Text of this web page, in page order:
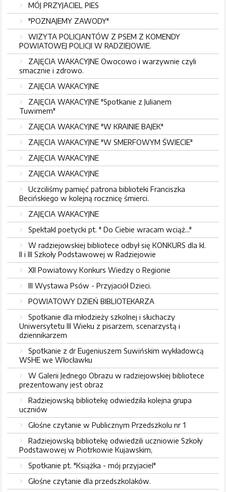
MÓJ PRZYJACIEL PIES
"POZNAJEMY ZAWODY"
WIZYTA POLICJANTÓW Z PSEM Z KOMENDY
POWIATOWEJ POLICJI W RADZIEJOWIE.
ZAJĘCIA WAKACYJNE Owocowo i warzywnie czyli
smacznie i zdrowo.
ZAJĘCIA WAKACYJNE
ZAJĘCIA WAKACYJNE "Spotkanie z Julianem
Tuwimem"
ZAJĘCIA WAKACYJNE "W KRAINIE BAJEK"
ZAJĘCIA WAKACYJNE "W SMERFOWYM ŚWIECIE"
ZAJĘCIA WAKACYJNE
ZAJĘCIA WAKACYJNE
Uczciliśmy pamięć patrona biblioteki Franciszka
Becińskiego w kolejną rocznicę śmierci.
ZAJĘCIA WAKACYJNE
Spektakl poetycki pt. " Do Ciebie wracam wciąż..."
W radziejowskiej bibliotece odbył się KONKURS dla kl.
II i III Szkoły Podstawowej w Radziejowie
XII Powiatowy Konkurs Wiedzy o Regionie
III Wystawa Psów - Przyjaciół Dzieci.
POWIATOWY DZIEŃ BIBLIOTEKARZA
Spotkanie dla młodzieży szkolnej i słuchaczy
Uniwersytetu III Wieku z pisarzem, scenarzystą i
dziennikarzem
Spotkanie z dr Eugeniuszem Suwińskim wykładowcą
WSHE we Włocławku
W Galerii Jednego Obrazu w radziejowskiej bibliotece
prezentowany jest obraz
Radziejowską bibliotekę odwiedziła kolejna grupa
uczniów
Głośne czytanie w Publicznym Przedszkolu nr 1
Radziejowską bibliotekę odwiedzili uczniowie Szkoły
Podstawowej w Piotrkowie Kujawskim,
Spotkanie pt. "Książka - mój przyjaciel"
Głośne czytanie dla przedszkolaków.